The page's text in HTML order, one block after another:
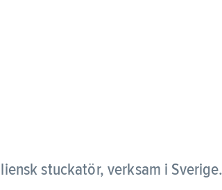
stuckatör, verksam i Sverige.